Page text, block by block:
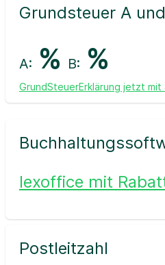
Grundsteuer A
A: % B: %
GrundSteuerErklärung jetzt
lexoffice mit
Postleitzahl